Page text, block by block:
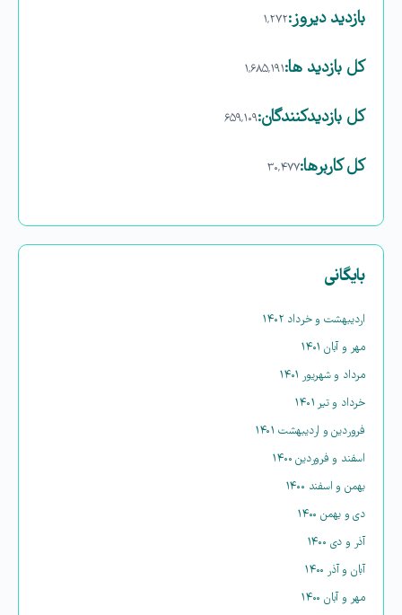
بازدید دیروز:۱,۲۷۲
کل بازدید ها:۱,۶۸۵,۱۹۱
کل بازدیدکنند‌گان:۶۵۹,۱۰۹
کل کاربرها:۳۰,۴۷۷
بایگانی
اردیبهشت و خرداد ۱۴۰۲
مهر و آبان ۱۴۰۱
مرداد و شهریور ۱۴۰۱
خرداد و تیر ۱۴۰۱
فروردین و اردیبهشت ۱۴۰۱
اسفند و فروردین ۱۴۰۰
بهمن و اسفند ۱۴۰۰
دی و بهمن ۱۴۰۰
آذر و دی ۱۴۰۰
آبان و آذر ۱۴۰۰
مهر و آبان ۱۴۰۰